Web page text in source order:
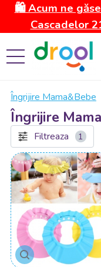
🛍️ Acum ne
Cascadelor
Îngrijire Mama&Bebe
Îngrijire
Filtreaza 1